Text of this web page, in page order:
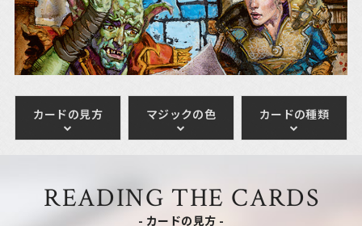
カードの見方 マジックの色 カードの種類
READING THE CARDS
- カードの見方 -